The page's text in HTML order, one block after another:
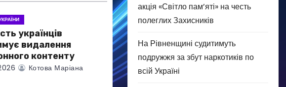
українців
видалення
контенту
Котова Маріана
акція «Світло пам’яті» на честь
полеглих Захисників
На Рівненщині судитимуть
подружжя за збут наркотиків по
всій Україні